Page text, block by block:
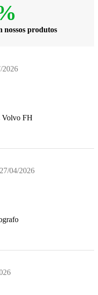
nossos produtos
2026
Volvo FH
27/04/2026